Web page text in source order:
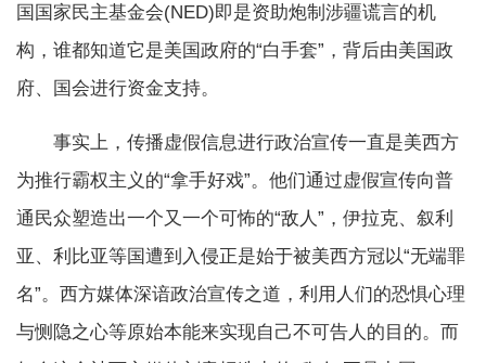
国国家民主基金会(NED)即是资助炮制涉疆谎言的机
构，谁都知道它是美国政府的“白手套”，背后由美国政
府、国会进行资金支持。
事实上，传播虚假信息进行政治宣传一直是美西方
为推行霸权主义的“拿手好戏”。他们通过虚假宣传向普
通民众塑造出一个又一个可怖的“敌人”，伊拉克、叙利
亚、利比亚等国遭到入侵正是始于被美西方冠以“无端罪
名”。西方媒体深谙政治宣传之道，利用人们的恐惧心理
与恻隐之心等原始本能来实现自己不可告人的目的。而